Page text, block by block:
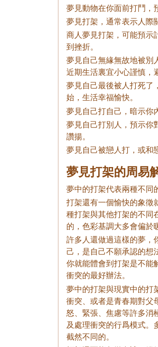
夢見動物在你面前打鬥，
夢見打架，通常表示人際
商人夢見打架，可能預示
到挫折。
夢見自己無緣無故地被別
近期生活裏宜小心謹慎，
夢見自己最後被人打死了
始，生活幸福愉快。
夢見自己打自己，暗示你
夢見自己打別人，預示你
讚揚。
夢見自己被戀人打，或和
夢見打架的周易
夢中的打架代表兩種不同
打架還有一個愉快的象徵
種打架與其他打架的不同
的，色彩基調大多會偏於
許多人還做過這樣的夢，
己，是自己不願承認的
你就能體會到打架是不能
衝突的最好辦法。
夢中的打架與現實中的打
衝突、或者是青春期對
怒、緊張、焦慮等許多消
及處理衝突的行爲模式。
截然不同的。